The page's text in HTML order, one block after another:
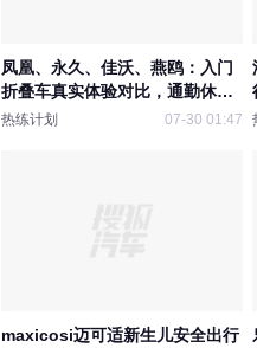
凤凰、永久、佳沃、燕鸥：入门
折叠车真实体验对比，通勤休闲
怎么选？
热练计划 07-30 01:47
maxicosi迈可适新生儿安全出行